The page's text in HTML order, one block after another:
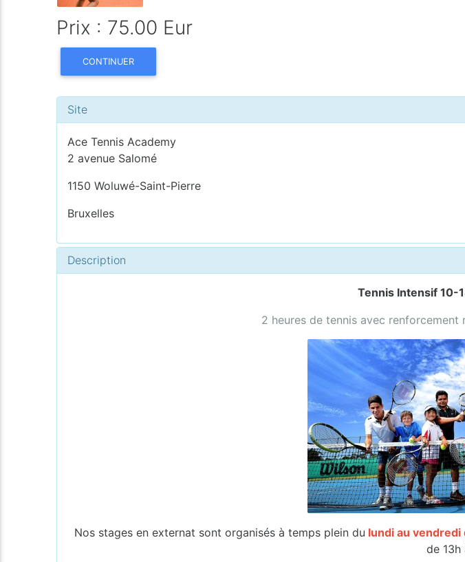
Prix : 75.00 Eur
CONTINUER
Site
Ace Tennis Academy
2 avenue Salomé
1150 Woluwé-Saint-Pierre
Bruxelles
Description
Tennis Intensif 10-
2 heures de tennis avec
Nos stages en externat sont organisés à temps plein du lundi au
de 13h